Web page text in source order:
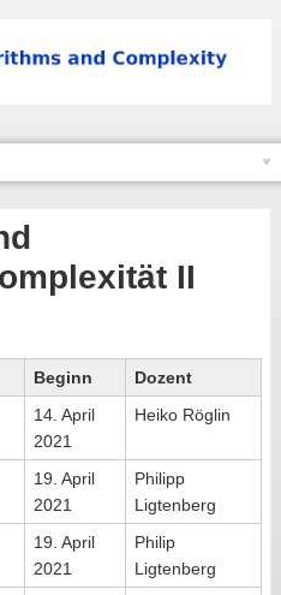
II
Beginn
Dozent
14. April
2021
Heiko Röglin
19. April
2021
Philipp
Ligtenberg
19. April
2021
Philip
Ligtenberg